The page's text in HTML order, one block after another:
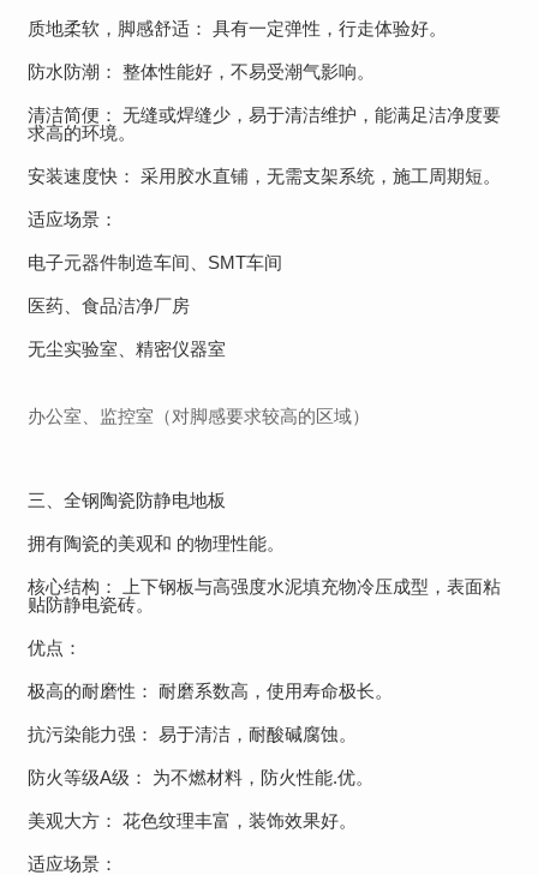
质地柔软，脚感舒适： 具有一定弹性，行走体验好。
防水防潮： 整体性能好，不易受潮气影响。
清洁简便： 无缝或焊缝少，易于清洁维护，能满足洁净度要
求高的环境。
安装速度快： 采用胶水直铺，无需支架系统，施工周期短。
适应场景：
电子元器件制造车间、SMT车间
医药、食品洁净厂房
无尘实验室、精密仪器室
办公室、监控室（对脚感要求较高的区域）
三、全钢陶瓷防静电地板
拥有陶瓷的美观和 的物理性能。
核心结构： 上下钢板与高强度水泥填充物冷压成型，表面粘
贴防静电瓷砖。
优点：
极高的耐磨性： 耐磨系数高，使用寿命极长。
抗污染能力强： 易于清洁，耐酸碱腐蚀。
防火等级A级： 为不燃材料，防火性能.优。
美观大方： 花色纹理丰富，装饰效果好。
适应场景：